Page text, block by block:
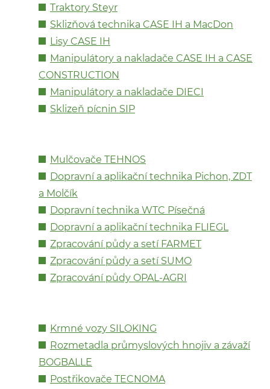
Traktory Steyr
Sklizňová technika CASE IH a MacDon
Lisy CASE IH
Manipulátory a nakladače CASE IH a CASE
CONSTRUCTION
Manipulátory a nakladače DIECI
Sklizeň pícnin SIP
Mulčovače TEHNOS
Dopravní a aplikační technika Pichon, ZDT
a Molčík
Dopravní technika WTC Písečná
Dopravní a aplikační technika FLIEGL
Zpracování půdy a setí FARMET
Zpracování půdy a setí SUMO
Zpracování půdy OPAL-AGRI
Krmné vozy SILOKING
Rozmetadla průmyslových hnojiv a závaží
BOGBALLE
Postřikovače TECNOMA